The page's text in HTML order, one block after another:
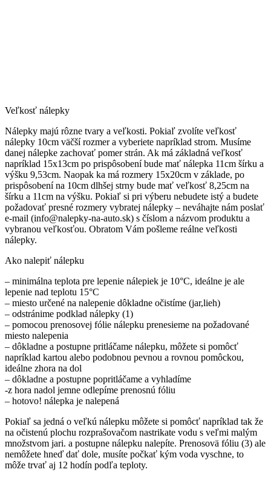
Veľkosť nálepky
Nálepky majú rôzne tvary a veľkosti. Pokiaľ zvolíte veľkosť
nálepky 10cm väčší rozmer a vyberiete napríklad strom. Musíme
danej nálepke zachovať pomer strán. Ak má základná veľkosť
napríklad 15x13cm po prispôsobení bude mať nálepka 11cm šírku a
výšku 9,53cm. Naopak ka má rozmery 15x20cm v základe, po
prispôsobení na 10cm dlhšej strny bude mať veľkosť 8,25cm na
šírku a 11cm na výšku. Pokiaľ si pri výberu nebudete istý a budete
požadovať presné rozmery vybratej nálepky – neváhajte nám poslať
e-mail (info@nalepky-na-auto.sk) s číslom a názvom produktu a
vybranou veľkosťou. Obratom Vám pošleme reálne veľkosti
nálepky.
Ako nalepiť nálepku
– minimálna teplota pre lepenie nálepiek je 10°C, ideálne je ale
lepenie nad teplotu 15°C
– miesto určené na nalepenie dôkladne očistíme (jar,lieh)
– odstránime podklad nálepky (1)
– pomocou prenosovej fólie nálepku prenesieme na požadované
miesto nalepenia
– dôkladne a postupne pritláčame nálepku, môžete si pomôcť
napríklad kartou alebo podobnou pevnou a rovnou pomôckou,
ideálne zhora na dol
– dôkladne a postupne popritláčame a vyhladíme
-z hora nadol jemne odlepíme prenosnú fóliu
– hotovo! nálepka je nalepená
Pokiaľ sa jedná o veľkú nálepku môžete si pomôcť napríklad tak že
na očistenú plochu rozprašovačom nastrikate vodu s veľmi malým
množstvom jari. a postupne nálepku nalepíte. Prenosovä fóliu (3) ale
nemôžete hneď dať dole, musíte počkať kým voda vyschne, to
môže trvať aj 12 hodín podľa teploty.